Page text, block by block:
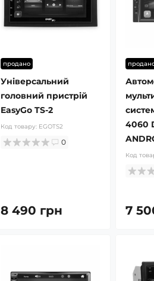
продано
Універсальний
головний пристрій
EasyGo TS-2
Код товару: EGOTS2
0
8 490 грн
4060
Код
7